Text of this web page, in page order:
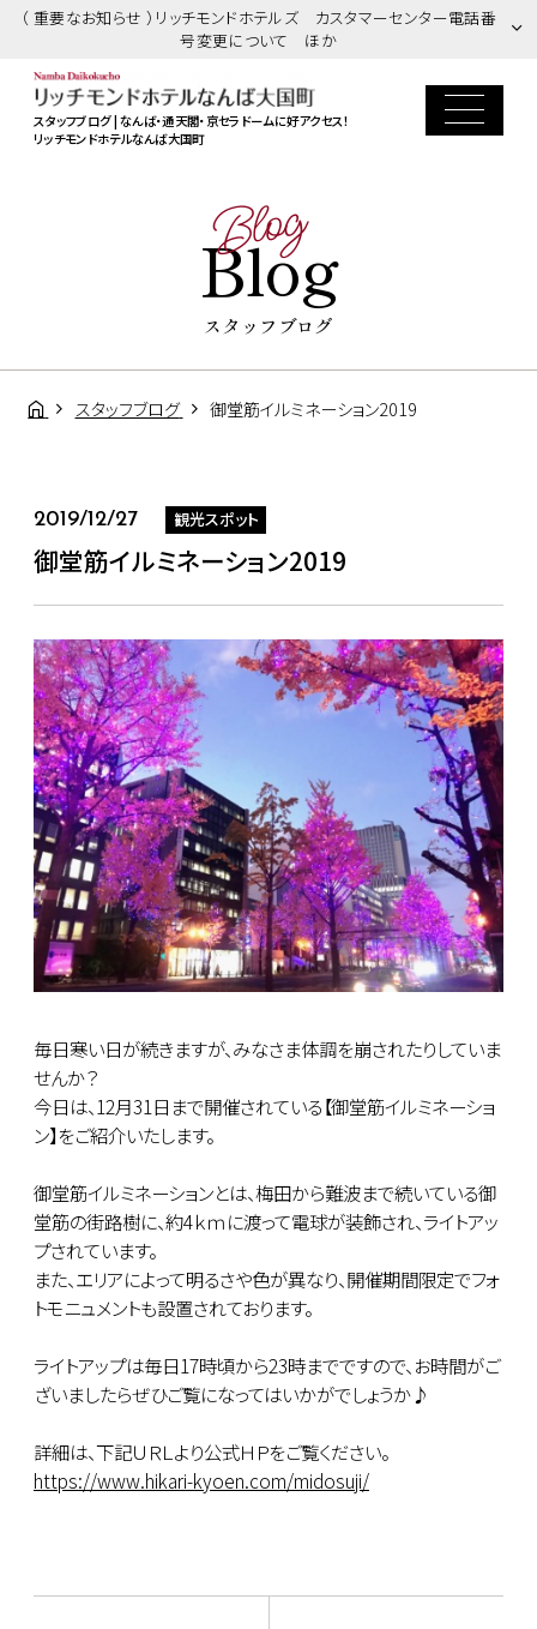
（ 重要なお知らせ ）リッチモンドホテルズ カスタマーセンター電話番
号変更について ほか
スタッフブログ | なんば・通天閣・京セラドームに好アクセス！
リッチモンドホテルなんば大国町
Blog
Blog
スタッフブログ
スタッフブログ 御堂筋イルミネーション2019
2019/12/27 観光スポット
御堂筋イルミネーション2019
毎日寒い日が続きますが、みなさま体調を崩されたりしていま
せんか？
今日は、12月31日まで開催されている【御堂筋イルミネーショ
ン】をご紹介いたします。
御堂筋イルミネーションとは、梅田から難波まで続いている御
堂筋の街路樹に、約4ｋｍに渡って電球が装飾され、ライトアッ
プされています。
また、エリアによって明るさや色が異なり、開催期間限定でフォ
トモニュメントも設置されております。
ライトアップは毎日17時頃から23時までですので、お時間がご
ざいましたらぜひご覧になってはいかがでしょうか♪
詳細は、下記ＵＲＬより公式ＨＰをご覧ください。
https://www.hikari-kyoen.com/midosuji/